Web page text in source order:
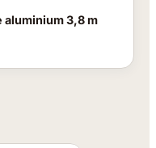
aluminium 3,8 m